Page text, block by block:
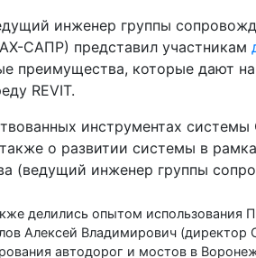
инженер группы
представил участникам
преимущества, которые дают
REVIT.
инструментах
о развитии системы в
(ведущий инженер группы
делились опытом использования
Алексей Владимирович
автодорог и мостов в